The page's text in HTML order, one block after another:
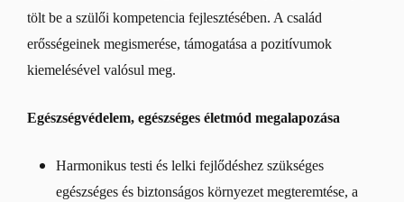
tölt be a szülői kompetencia fejlesztésében. A család
erősségeinek megismerése, támogatása a pozitívumok
kiemelésével valósul meg.
Egészségvédelem, egészséges életmód megalapozása
Harmonikus testi és lelki fejlődéshez szükséges
egészséges és biztonságos környezet megteremtése, a